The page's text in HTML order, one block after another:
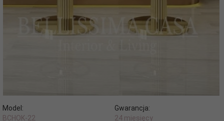
Model:
BCHOK-22
Gwarancja:
24 miesięcy